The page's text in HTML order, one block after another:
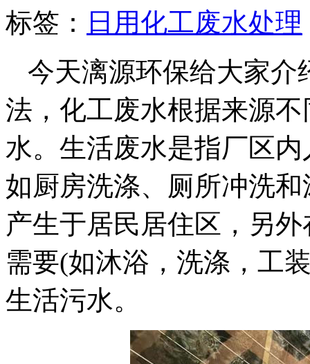
标签：
日用化工废水处理
今天漓源环保给大家介
法，化工废水根据来源
水。生活废水是指厂区
如厨房洗涤、厕所冲洗
产生于居民居住区，另
需要(如沐浴，洗涤，工
生活污水。